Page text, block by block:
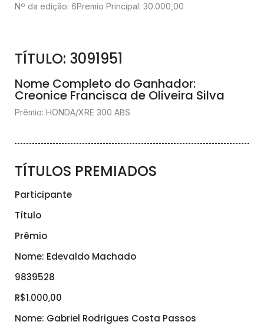
Nº da edição: 6Premio Principal: 30.000,00
TÍTULO: 3091951
Nome Completo do Ganhador:
Creonice Francisca de Oliveira Silva
Prêmio: HONDA/XRE 300 ABS
TÍTULOS PREMIADOS
Participante
Título
Prêmio
Nome: Edevaldo Machado
9839528
R$1.000,00
Nome: Gabriel Rodrigues Costa Passos